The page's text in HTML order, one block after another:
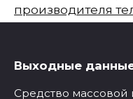
производителя
Выходные
Средство